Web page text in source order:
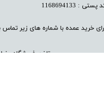
پستی : 1168694133
خرید عمده با شماره های زیر تماس
تلفن فروشگاه خط 1 :